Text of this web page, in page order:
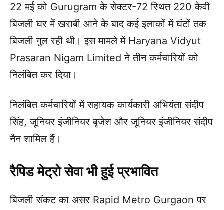
22 मई को Gurugram के सेक्टर-72 स्थित 220 केवी
बिजली घर में खराबी आने के बाद कई इलाकों में घंटों तक
बिजली गुल रही थी। इस मामले में Haryana Vidyut
Prasaran Nigam Limited ने तीन कर्मचारियों को
निलंबित कर दिया।
निलंबित कर्मचारियों में सहायक कार्यकारी अभियंता संदीप
सिंह, जूनियर इंजीनियर बृजेश और जूनियर इंजीनियर संदीप
नैन शामिल हैं।
रैपिड मेट्रो सेवा भी हुई प्रभावित
बिजली संकट का असर Rapid Metro Gurgaon पर